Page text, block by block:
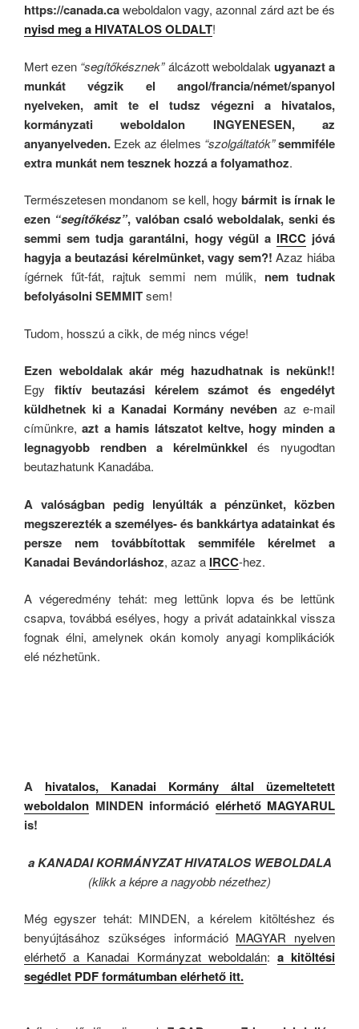
https://canada.caweboldalon vagy, azonnal zárd azt be és
nyisd meg a HIVATALOS OLDALT!
Mert ezen “segítőkésznek”álcázott weboldalak ugyanazt a
munkát végzik el angol/francia/német/spanyol
nyelveken, amit te el tudsz végezni a hivatalos,
kormányzati weboldalon INGYENESEN, az
anyanyelveden. Ezek az élelmes “szolgáltatók”semmiféle
extra munkát nem tesznek hozzá a folyamathoz.
Természetesen mondanom se kell, hogybármit is írnak le
ezen “segítőkész”, valóban csaló weboldalak, senki és
semmi sem tudja garantálni, hogy végül a IRCCjóvá
hagyja a beutazási kérelmünket, vagy sem?! Azaz hiába
ígérnek fűt-fát, rajtuk semmi nem múlik, nem tudnak
befolyásolni SEMMITsem!
Tudom, hosszú a cikk, de még nincs vége!
Ezen weboldalak akár még hazudhatnak is nekünk!!
Egy fiktív beutazási kérelem számot és engedélyt
küldhetnek ki a Kanadai Kormány nevében az e-mail
címünkre,azt a hamis látszatot keltve, hogy minden a
legnagyobb rendben a kérelmünkkel és nyugodtan
beutazhatunk Kanadába.
A valóságban pedig lenyúlták a pénzünket, közben
megszerezték a személyes- és bankkártya adatainkat és
persze nem továbbítottak semmiféle kérelmet a
Kanadai Bevándorláshoz, azaz a IRCC-hez.
A végeredmény tehát: meg lettünk lopva és be lettünk
csapva, továbbá esélyes, hogy a privát adatainkkal vissza
fognak élni, amelynek okán komoly anyagi komplikációk
elé nézhetünk.
A hivatalos, Kanadai Kormány által üzemeltetett
weboldalon MINDEN információ elérhető MAGYARUL
is!
a KANADAI KORMÁNYZAT HIVATALOS WEBOLDALA
(klikk a képre a nagyobb nézethez)
Még egyszer tehát: MINDEN, a kérelem kitöltéshez és
benyújtásához szükséges információ MAGYAR nyelven
elérhető a Kanadai Kormányzat weboldalán: a kitöltési
segédlet PDF formátumban elérhető itt.